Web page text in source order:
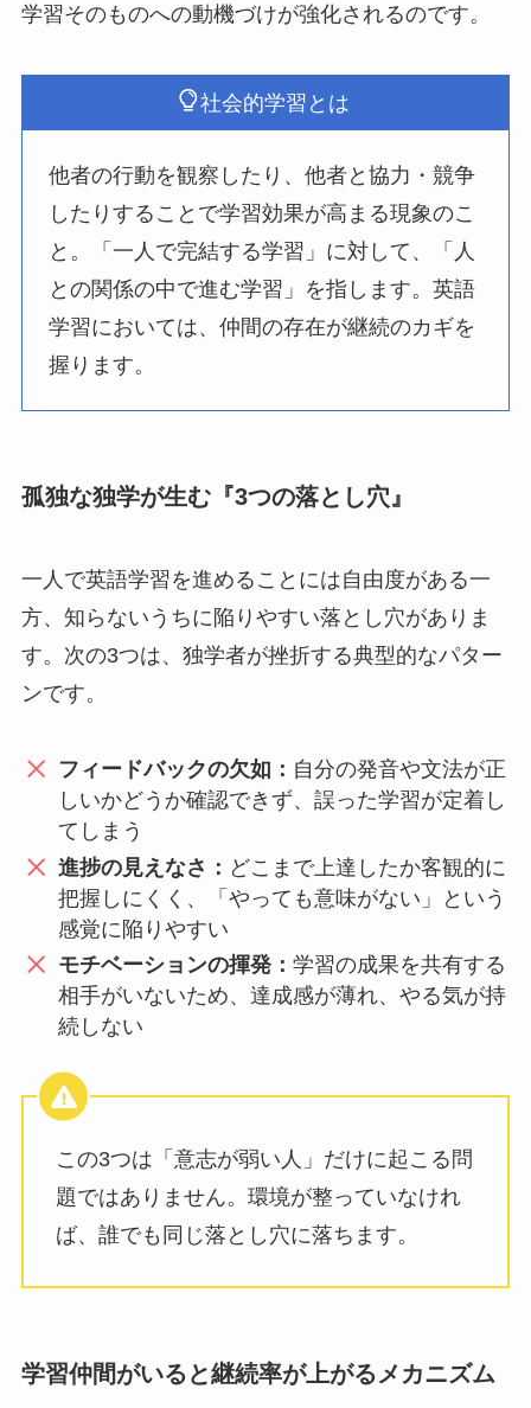
学習そのものへの動機づけが強化されるのです。
社会的学習とは
他者の行動を観察したり、他者と協力・競争
したりすることで学習効果が高まる現象のこ
と。「一人で完結する学習」に対して、「人
との関係の中で進む学習」を指します。英語
学習においては、仲間の存在が継続のカギを
握ります。
孤独な独学が生む『3つの落とし穴』
一人で英語学習を進めることには自由度がある一
方、知らないうちに陥りやすい落とし穴がありま
す。次の3つは、独学者が挫折する典型的なパター
ンです。
フィードバックの欠如： 自分の発音や文法が正
しいかどうか確認できず、誤った学習が定着し
てしまう
進捗の見えなさ： どこまで上達したか客観的に
把握しにくく、「やっても意味がない」という
感覚に陥りやすい
モチベーションの揮発：学習の成果を共有する
相手がいないため、達成感が薄れ、やる気が持
続しない
この3つは「意志が弱い人」だけに起こる問
題ではありません。環境が整っていなけれ
ば、誰でも同じ落とし穴に落ちます。
学習仲間がいると継続率が上がるメカニズム